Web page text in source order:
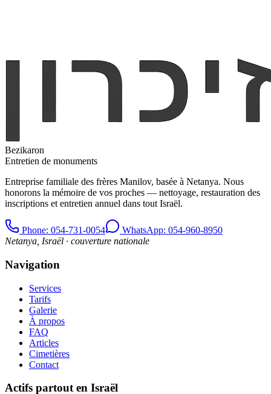
Bezikaron
Entretien de monuments
Entreprise familiale des frères Manilov, basée à Netanya. Nous
honorons la mémoire de vos proches — nettoyage, restauration des
inscriptions et entretien annuel dans tout Israël.
Phone: 054-731-0054
WhatsApp: 054-960-8950
Netanya, Israël · couverture nationale
Navigation
Services
Tarifs
Galerie
À propos
FAQ
Articles
Cimetières
Contact
Actifs partout en Israël